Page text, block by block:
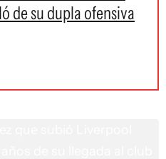
de su dupla ofensiva